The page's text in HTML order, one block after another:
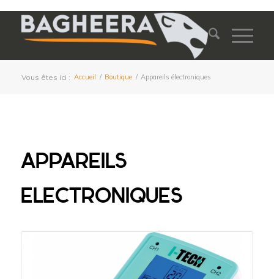
Vous êtes ici : Accueil / Boutique / Appareils électroniques
APPAREILS
ELECTRONIQUES